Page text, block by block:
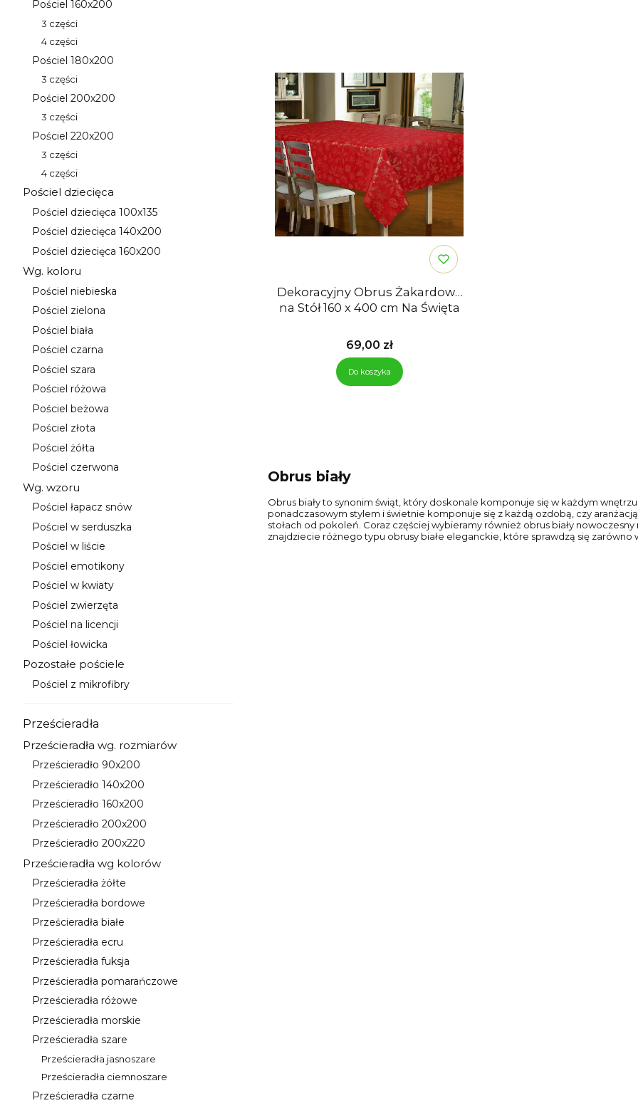
Kategoria - Pościel 160x200
Pościel 160x200
Kategoria - 3 części
3 części
Kategoria - 4 części
4 części
Kategoria - Pościel 180x200
Pościel 180x200
Kategoria - 3 części
3 części
Kategoria - Pościel 200x200
Pościel 200x200
Kategoria - 3 części
3 części
Kategoria - Pościel 220x200
Pościel 220x200
Kategoria - 3 części
3 części
Kategoria - 4 części
4 części
Kategoria - Pościel dziecięca
Pościel dziecięca
Kategoria - Pościel dziecięca 100x135
Pościel dziecięca 100x135
Kategoria - Pościel dziecięca 140x200
Pościel dziecięca 140x200
Kategoria - Pościel dziecięca 160x200
Pościel dziecięca 160x200
Kategoria - Wg. koloru
Wg. koloru
Kategoria - Pościel niebieska
Pościel niebieska
Kategoria - Pościel zielona
Pościel zielona
Kategoria - Pościel biała
Pościel biała
Kategoria - Pościel czarna
Pościel czarna
Kategoria - Pościel szara
Pościel szara
Kategoria - Pościel różowa
Pościel różowa
Kategoria - Pościel beżowa
Pościel beżowa
Kategoria - Pościel złota
Pościel złota
Kategoria - Pościel żółta
Pościel żółta
Kategoria - Pościel czerwona
Pościel czerwona
Kategoria - Wg. wzoru
Wg. wzoru
Kategoria - Pościel łapacz snów
Pościel łapacz snów
Kategoria - Pościel w serduszka
Pościel w serduszka
Kategoria - Pościel w liście
Pościel w liście
Kategoria - Pościel emotikony
Pościel emotikony
Kategoria - Pościel w kwiaty
Pościel w kwiaty
Kategoria - Pościel zwierzęta
Pościel zwierzęta
Kategoria - Pościel na licencji
Pościel na licencji
Kategoria - Pościel łowicka
Pościel łowicka
Kategoria - Pozostałe pościele
Pozostałe pościele
Kategoria - Pościel z mikrofibry
Pościel z mikrofibry
Kategoria - Prześcieradła
Prześcieradła
Kategoria - Prześcieradła wg. rozmiarów
Prześcieradła wg. rozmiarów
Kategoria - Prześcieradło 90x200
Prześcieradło 90x200
Kategoria - Prześcieradło 140x200
Prześcieradło 140x200
Kategoria - Prześcieradło 160x200
Prześcieradło 160x200
Kategoria - Prześcieradło 200x200
Prześcieradło 200x200
Kategoria - Prześcieradło 200x220
Prześcieradło 200x220
Kategoria - Prześcieradła wg kolorów
Prześcieradła wg kolorów
Kategoria - Prześcieradła żółte
Prześcieradła żółte
Kategoria - Prześcieradła bordowe
Prześcieradła bordowe
Kategoria - Prześcieradła białe
Prześcieradła białe
Kategoria - Prześcieradła ecru
Prześcieradła ecru
Kategoria - Prześcieradła fuksja
Prześcieradła fuksja
Kategoria - Prześcieradła pomarańczowe
Prześcieradła pomarańczowe
Kategoria - Prześcieradła różowe
Prześcieradła różowe
Kategoria - Prześcieradła morskie
Prześcieradła morskie
Kategoria - Prześcieradła szare
Prześcieradła szare
Kategoria - Prześcieradła jasnoszare
Prześcieradła jasnoszare
Kategoria - Prześcieradła ciemnoszare
Prześcieradła ciemnoszare
Kategoria - Prześcieradła czarne
Prześcieradła czarne
Dekoracyjny Obrus Żakardowy
na Stół 160 x 400 cm Na Święta
Cena
69,00 zł
Do koszyka
Obrus biały
Obrus biały to synonim świąt, który doskonale komponuje się w każdym
ponadczasowym stylem i świetnie komponuje się z każdą ozdobą, czy
stołach od pokoleń. Coraz częściej wybieramy również obrus biały
znajdziecie różnego typu obrusy białe eleganckie, które sprawdzą się zarówno